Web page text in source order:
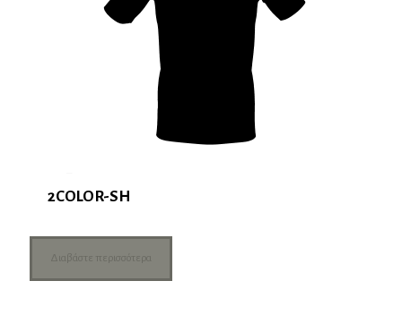
2COLOR-SH
Διαβάστε περισσότερα